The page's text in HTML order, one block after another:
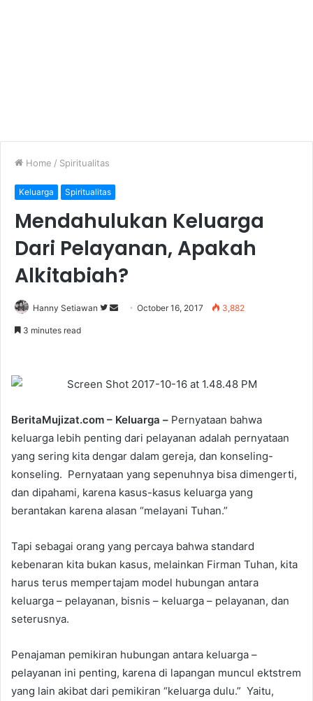
Home / Spiritualitas
Keluarga Spiritualitas
Mendahulukan Keluarga
Dari Pelayanan, Apakah
Alkitabiah?
Hanny Setiawan
F
w
T
w
i
t
t
r
n
m
a
i
l
October 16, 2017 3,882
3 minutes read
BeritaMujizat.com – Keluarga – Pernyataan bahwa
keluarga lebih penting dari pelayanan adalah pernyataan
yang sering kita dengar dalam gereja, dan konseling-
konseling. Pernyataan yang sepenuhnya bisa dimengerti,
dan dipahami, karena kasus-kasus keluarga yang
berantakan karena alasan “melayani Tuhan.”
Tapi sebagai orang yang percaya bahwa standard
kebenaran kita bukan kasus, melainkan Firman Tuhan, kita
harus terus mempertajam model hubungan antara
keluarga – pelayanan, bisnis – keluarga – pelayanan, dan
seterusnya.
Penajaman pemikiran hubungan antara keluarga –
pelayanan ini penting, karena di lapangan muncul ektstrem
yang lain akibat dari pemikiran “keluarga dulu.” Yaitu,